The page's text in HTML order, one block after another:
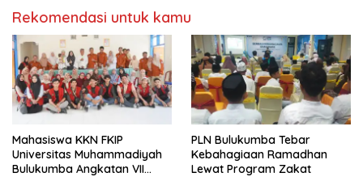
Rekomendasi untuk kamu
Mahasiswa KKN FKIP
Universitas Muhammadiyah
Bulukumba Angkatan VII
PLN Bulukumba Tebar
Kebahagiaan Ramadhan
Lewat Program Zakat